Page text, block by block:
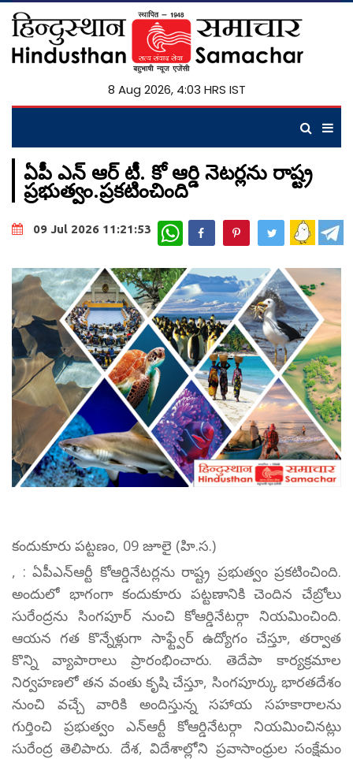
8 Aug 2026, 4:03 HRS IST
ఏపీ ఎన్ ఆర్ టీ. కో ఆర్డి నెటర్లను రాష్ట్ర
ప్రభుత్వం.ప్రకటించింది
09 Jul 2026 11:21:53 WhatsApp
కందుకూరు పట్టణం, 09 జూలై (హి.స.)
, : ఏపీఎన్ఆర్టీ కోఆర్డినేటర్లను రాష్ట్ర ప్రభుత్వం ప్రకటించింది.
అందులో భాగంగా కందుకూరు పట్టణానికి చెందిన చేబ్రోలు
సురేంద్రను సింగపూర్ నుంచి కోఆర్డినేటర్గా నియమించింది.
ఆయన గత కొన్నేళ్లుగా సాఫ్ట్వేర్ ఉద్యోగం చేస్తూ, తర్వాత
కొన్ని వ్యాపారాలు ప్రారంభించారు. తెదేపా కార్యక్రమాల
నిర్వహణలో తన వంతు కృషి చేస్తూ, సింగపూర్కు భారతదేశం
నుంచి వచ్చే వారికి అందిస్తున్న సహాయ సహకారాలను
గుర్తించి ప్రభుత్వం ఎన్ఆర్టీ కోఆర్డినేటర్గా నియమించినట్లు
సురేంద్ర తెలిపారు. దేశ, విదేశాల్లోని ప్రవాసాంధ్రుల సంక్షేమం